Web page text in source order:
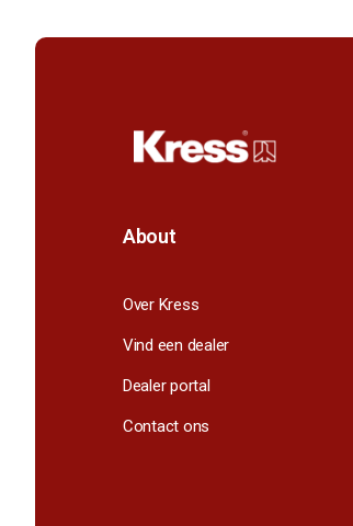
About
Over Kress
Vind een dealer
Dealer portal
Contact ons